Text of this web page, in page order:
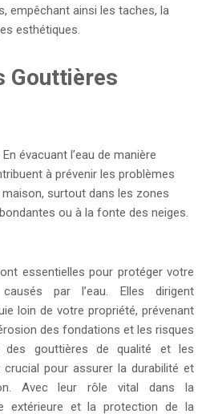
empêchant ainsi les taches, la
esthétiques.
Gouttières
évacuant l’eau de manière
à prévenir les problèmes
surtout dans les zones
ou à la fonte des neiges.
essentielles pour protéger votre
par l’eau. Elles dirigent
loin de votre propriété, prévenant
des fondations et les risques
des gouttières de qualité et les
pour assurer la durabilité et
Avec leur rôle vital dans la
extérieure et la protection de la